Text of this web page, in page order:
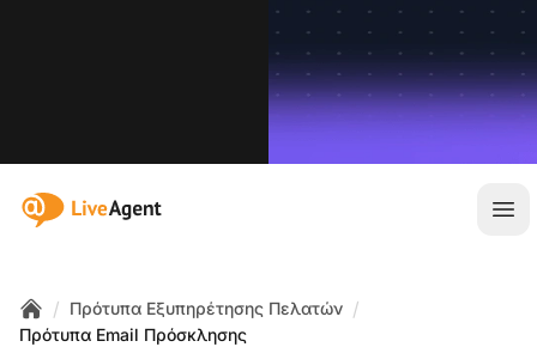
:site.title
Home
/ Πρότυπα Εξυπηρέτησης Πελατών /
Πρότυπα Email Πρόσκλησης